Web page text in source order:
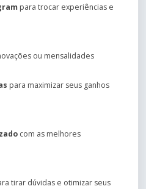
para trocar experiências e
ou mensalidades
para maximizar seus ganhos
com as melhores
tirar dúvidas e otimizar seus